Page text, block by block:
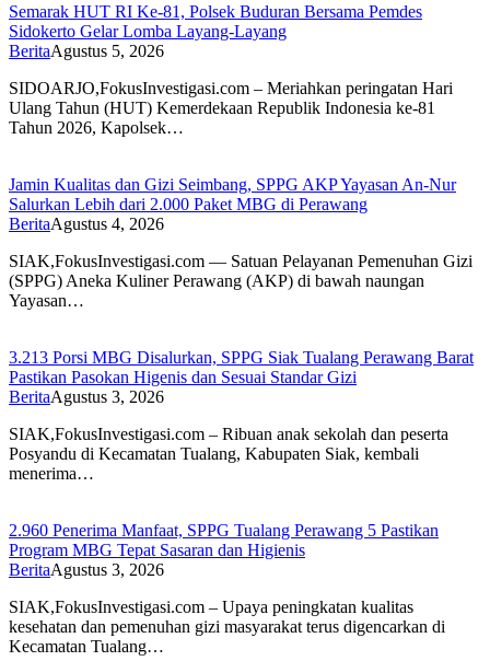
Semarak HUT RI Ke-81, Polsek Buduran Bersama Pemdes
Sidokerto Gelar Lomba Layang-Layang
BeritaAgustus 5, 2026
SIDOARJO,FokusInvestigasi.com – Meriahkan peringatan Hari
Ulang Tahun (HUT) Kemerdekaan Republik Indonesia ke-81
Tahun 2026, Kapolsek…
Jamin Kualitas dan Gizi Seimbang, SPPG AKP Yayasan An-Nur
Salurkan Lebih dari 2.000 Paket MBG di Perawang
BeritaAgustus 4, 2026
SIAK,FokusInvestigasi.com — Satuan Pelayanan Pemenuhan Gizi
(SPPG) Aneka Kuliner Perawang (AKP) di bawah naungan
Yayasan…
3.213 Porsi MBG Disalurkan, SPPG Siak Tualang Perawang Barat
Pastikan Pasokan Higenis dan Sesuai Standar Gizi
BeritaAgustus 3, 2026
SIAK,FokusInvestigasi.com – Ribuan anak sekolah dan peserta
Posyandu di Kecamatan Tualang, Kabupaten Siak, kembali
menerima…
2.960 Penerima Manfaat, SPPG Tualang Perawang 5 Pastikan
Program MBG Tepat Sasaran dan Higienis
BeritaAgustus 3, 2026
SIAK,FokusInvestigasi.com – Upaya peningkatan kualitas
kesehatan dan pemenuhan gizi masyarakat terus digencarkan di
Kecamatan Tualang…